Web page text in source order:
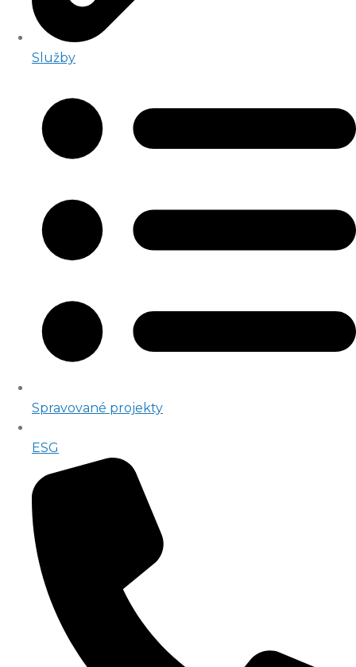
Služby
Spravované projekty
ESG